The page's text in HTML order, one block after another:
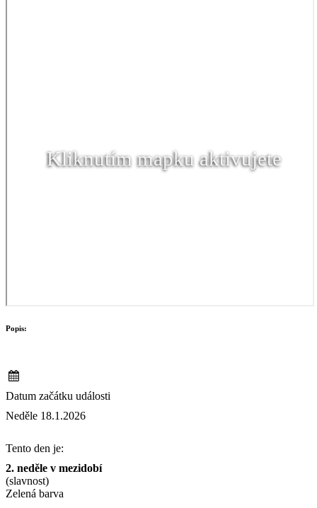
Kliknutím mapku aktivujete
Popis:
Datum začátku události
Neděle 18.1.2026
Tento den je:
2. neděle v mezidobí
(slavnost)
Zelená barva